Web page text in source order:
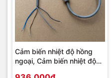
Cảm biến nhiệt độ hồng
ngoại, Cảm biến nhiệt độ